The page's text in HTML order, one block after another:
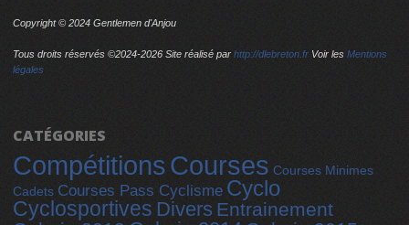
Copyright © 2024 Gentlemen d'Anjou
Tous droits réservés ©2024-2026 Site réalisé par http://dlebreton.fr Voir les Mentions
légales
CATÉGORIES
CompétitionsCourses Courses Minimes
Cadets Courses Pass Cyclisme Cyclo
Cyclosportives Divers Entrainement